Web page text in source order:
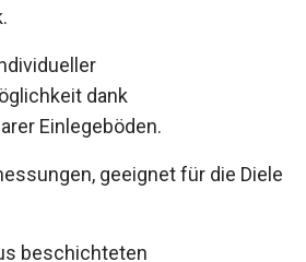
dank
Einlegeböden.
geeignet für die Diele
beschichteten